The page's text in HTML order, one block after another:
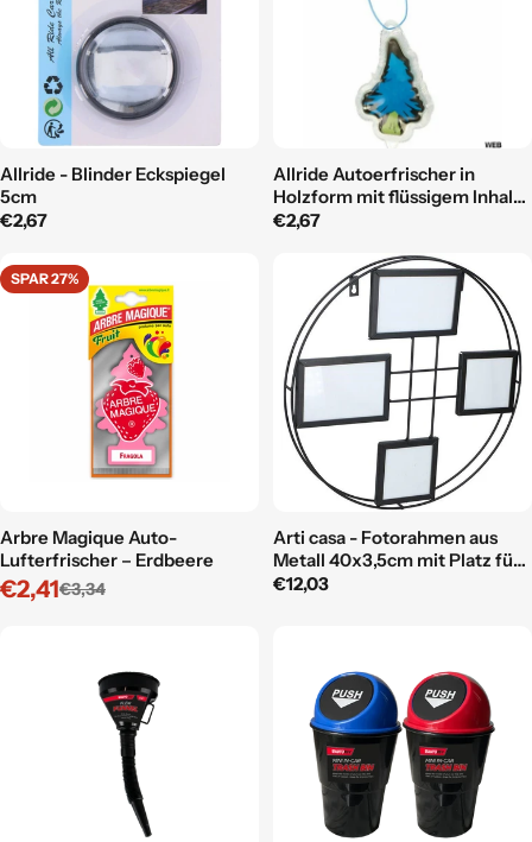
Allride - Blinder Eckspiegel
5cm
Regulärer
€2,67
Allride Autoerfrischer in
Holzform mit flüssigem Inhalt
– Meeresaroma
Regulärer
€2,67
SPAR 27%
Arbre Magique Auto-
Lufterfrischer – Erdbeere
Verkaufspreis
€2,41
Regulärer€3,34
Arti casa - Fotorahmen aus
Metall 40x3,5cm mit Platz für
4 kleine Bilder
Regulärer
€12,03